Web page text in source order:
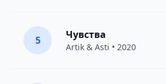
5 Чувства
Artik & Asti • 2020